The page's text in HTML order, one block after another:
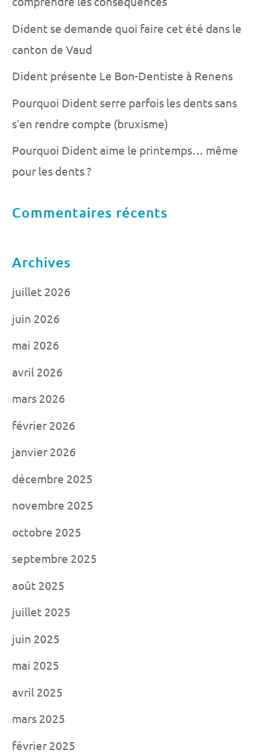
Dident se demande quoi faire cet été dans le
canton de Vaud
Dident présente Le Bon-Dentiste à Renens
Pourquoi Dident serre parfois les dents sans
s’en rendre compte (bruxisme)
Pourquoi Dident aime le printemps… même
pour les dents ?
Commentaires récents
Archives
juillet 2026
juin 2026
mai 2026
avril 2026
mars 2026
février 2026
janvier 2026
décembre 2025
novembre 2025
octobre 2025
septembre 2025
août 2025
juillet 2025
juin 2025
mai 2025
avril 2025
mars 2025
février 2025